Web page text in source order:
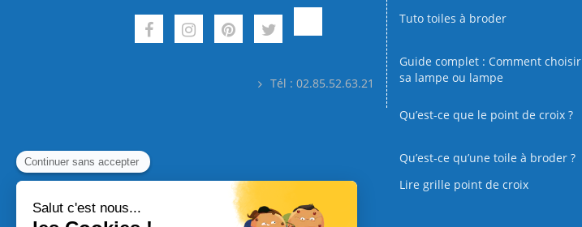
Tél : 02.85.52.63.21
Tuto toiles à broder
Guide complet : Comment choisir
sa lampe ou lampe
Qu’est-ce que le point de croix ?
Qu’est‑ce qu’une toile à broder ?
Lire grille point de croix